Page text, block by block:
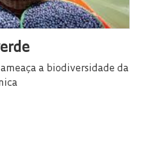
a biodiversidade da